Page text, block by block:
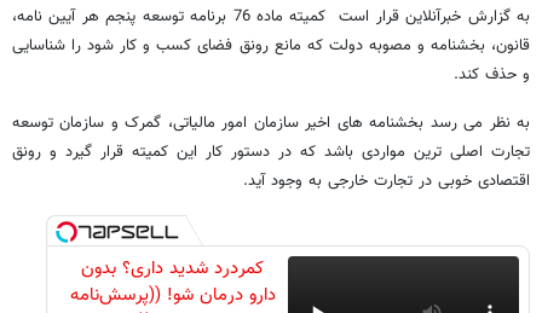
به گزارش خبرآنلاین قرار است کمیته ماده 76 برنامه توسعه پنجم هر آیین نامه،
قانون، بخشنامه و مصوبه دولت که مانع رونق فضای کسب و کار شود را شناسایی
و حذف کند.
به نظر می رسد بخشنامه های اخیر سازمان امور مالیاتی، گمرک و سازمان توسعه
تجارت اصلی ترین مواردی باشد که در دستور کار این کمیته قرار گیرد و رونق
اقتصادی خوبی در تجارت خارجی به وجود آید.
کمردرد شدید داری؟ بدون
دارو درمان شو! ((پرسش‌نامه